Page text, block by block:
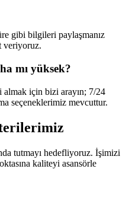
gibi bilgileri paylaşmanız
veriyoruz.
mı yüksek?
için bizi arayın; 7/24
seçeneklerimiz mevcuttur.
tutmayı hedefliyoruz. İşimizi
kaliteyi asansörle